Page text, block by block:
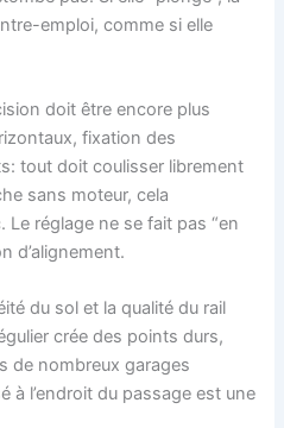
emploi, comme si elle
doit être encore plus
fixation des
tout doit coulisser librement
sans moteur, cela
réglage ne se fait pas “en
d’alignement.
du sol et la qualité du rail
crée des points durs,
de nombreux garages
à l’endroit du passage est une